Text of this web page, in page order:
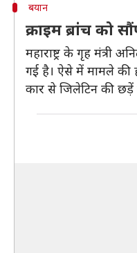
बयान
क्राइम ब्रांच को
महाराष्ट्र के गृह
गई है। ऐसे में मामले की
कार से जिलेटिन की छड़ें